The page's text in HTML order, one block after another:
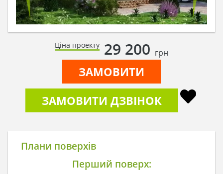
Ціна проекту 29 200 грн
ЗАМОВИТИ
ЗАМОВИТИ ДЗВІНОК
Плани поверхів
Перший поверх: